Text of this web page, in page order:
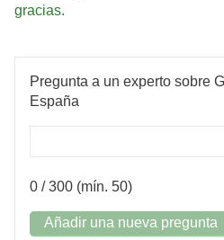
gracias.
Pregunta a un experto sobre
España
0 / 300 (mín. 50)
Añadir una nueva pregunta